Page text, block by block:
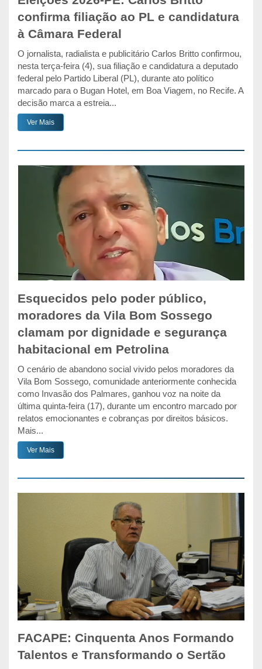
confirma filiação ao PL e candidatura
à Câmara Federal
O jornalista, radialista e publicitário Carlos Britto confirmou,
nesta terça-feira (4), sua filiação e candidatura a deputado
federal pelo Partido Liberal (PL), durante ato político
marcado para o Bugan Hotel, em Boa Viagem, no Recife. A
decisão marca a estreia...
Ver Mais
Esquecidos pelo poder público,
moradores da Vila Bom Sossego
clamam por dignidade e segurança
habitacional em Petrolina
O cenário de abandono social vivido pelos moradores da
Vila Bom Sossego, comunidade anteriormente conhecida
como Invasão dos Palmares, ganhou voz na noite da
última quinta-feira (17), durante um encontro marcado por
relatos emocionantes e cobranças por direitos básicos.
Mais...
Ver Mais
FACAPE: Cinquenta Anos Formando
Talentos e Transformando o Sertão